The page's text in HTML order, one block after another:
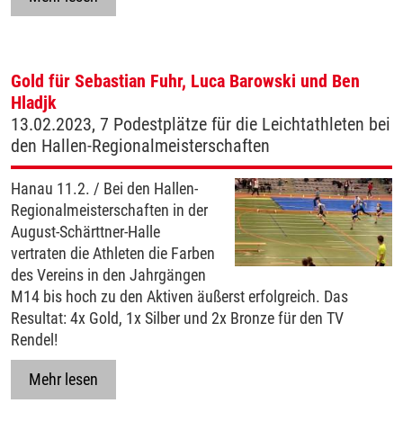
Gold für Sebastian Fuhr, Luca Barowski und Ben
Hladjk
13.02.2023, 7 Podestplätze für die Leichtathleten bei
den Hallen-Regionalmeisterschaften
Hanau 11.2. / Bei den Hallen-
Regionalmeisterschaften in der
August-Schärttner-Halle
vertraten die Athleten die Farben
des Vereins in den Jahrgängen
M14 bis hoch zu den Aktiven äußerst erfolgreich. Das
Resultat: 4x Gold, 1x Silber und 2x Bronze für den TV
Rendel!
Mehr lesen